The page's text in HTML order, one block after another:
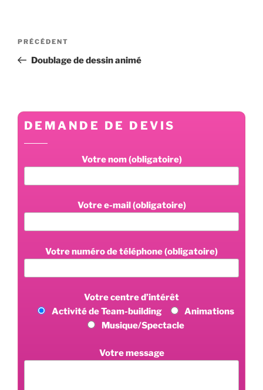
Navigation
l’article
Article
précédent
PRÉCÉDENT
Doublage de dessin animé
DEMANDE DE DEVIS
Votre nom (obligatoire)
Votre e-mail (obligatoire)
Votre numéro de téléphone (obligatoire)
Votre centre d’intérêt
Activité de Team-building
Animations
Musique/Spectacle
Votre message